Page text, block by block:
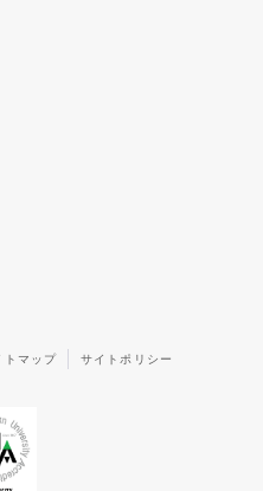
トマップ サイトポリシー